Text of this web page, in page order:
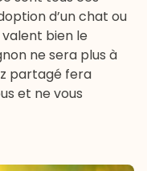
d’un chat ou
bien le
ne sera plus à
partagé fera
et ne vous